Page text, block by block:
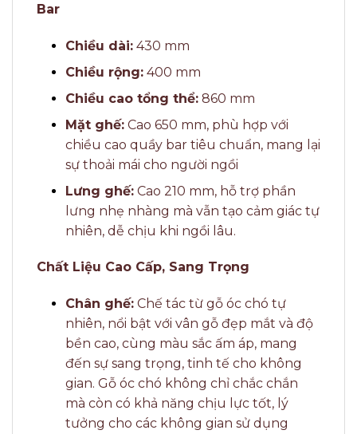
Bar
Chiều dài:430 mm
Chiều rộng:400 mm
Chiều cao tổng thể:860 mm
Mặt ghế:Cao 650 mm, phù hợp với
chiều cao quầy bar tiêu chuẩn, mang lại
sự thoải mái cho người ngồi
Lưng ghế:Cao 210 mm, hỗ trợ phần
lưng nhẹ nhàng mà vẫn tạo cảm giác tự
nhiên, dễ chịu khi ngồi lâu.
Chất Liệu Cao Cấp, Sang Trọng
Chân ghế:Chế tác từ gỗ óc chó tự
nhiên, nổi bật với vân gỗ đẹp mắt và độ
bền cao, cùng màu sắc ấm áp, mang
đến sự sang trọng, tinh tế cho không
gian. Gỗ óc chó không chỉ chắc chắn
mà còn có khả năng chịu lực tốt, lý
tưởng cho các không gian sử dụng